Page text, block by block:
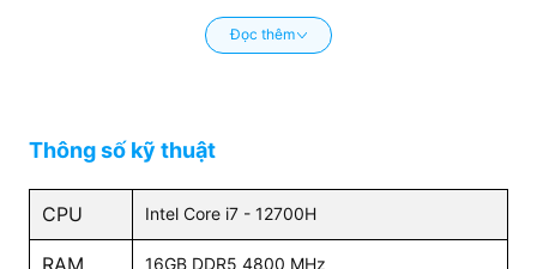
Đọc thêm
Thông số kỹ thuật
CPU Intel Core i7 - 12700H
16GB DDR5 4800 MHz